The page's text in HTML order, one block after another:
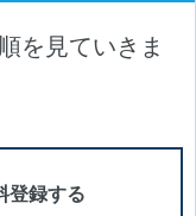
を見ていきま
登録する